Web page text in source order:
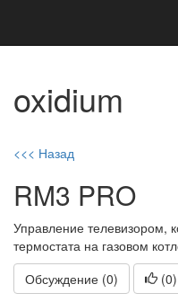
oxidium
<<< Назад
RM3 PRO
Управление телевизором,
термостата на газовом
Обсуждение (0)
(0)